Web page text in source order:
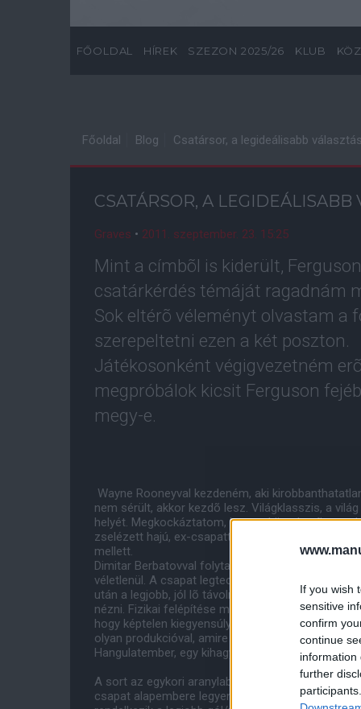
If you wish
sensitive
confirm
continue
information
further
FŐOLDAL HÍREK SZEZON 2025/26 KLUB
Főoldal Blog Csatársor, a legideálisabb választás
CSATÁRSOR, A LEGIDEÁLISABB
Graves • 2011. szeptember. 23. 15:25
Mint a címbõl is kiderült,
csatárkérdés témáját ragadnám
Sok eltérõ véleményt olvastam a
szerepeltetni ezen a két poszton.
Játékosonként végigvezetném
megpróbálok kicsit Ferguson
megy-e.
Wayne Rooneyval kezdeném, aki
nem sérült, akkor kezdõ lesz. Világklasszis, a
helyét. Megkockáztatom, hogy a következõ
zselézett hajú, ex-csapattárs Cristiano „celeb”
mellett.
Dimitar Berbatovval folytatnám, talán õ osztja
véletlenül. A csapat legtechnikásabb játékosa
után a legjobb, jól lõ távolról, közelrõl, erõs,
nézni. Fizikai felépítése miatt lomha, befejezõ
hogy képtelen kiegyensúlyozott teljesítményre,
olyan produkcióval, amire a világon nem sokan
Hangulatember, egy kihagyott ziccer
A sort az egykori aranylabdással, Micheal
csapat alapembere legyen. Brutális befejezõ